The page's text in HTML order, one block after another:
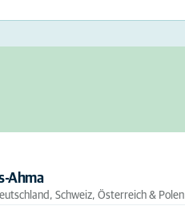
Ahma
Schweiz, Österreich & Polen